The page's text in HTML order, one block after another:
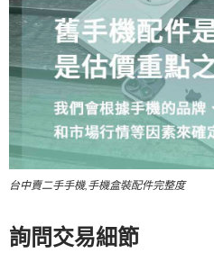
台中賣二手手機,手機盒裝配件完整度
詢問交易細節